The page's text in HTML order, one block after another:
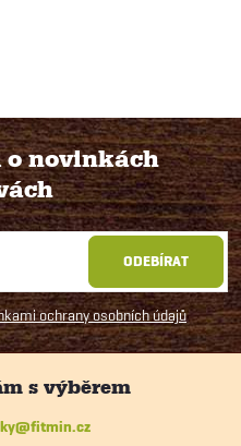
o novinkách
ochrany osobních údajů
ODEBÍRAT
@fitmin.cz